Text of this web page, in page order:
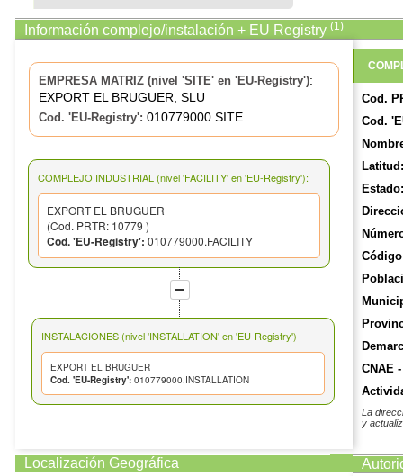
Información complejo/instalación + EU Registry (1)
EMPRESA MATRIZ (nivel 'SITE' en 'EU-Registry'):
EXPORT EL BRUGUER, SLU
Cod. 'EU-Registry': 010779000.SITE
COMPLEJO INDUSTRIAL (nivel 'FACILITY' en 'EU-Registry'):
EXPORT EL BRUGUER
(Cod. PRTR: 10779 )
Cod. 'EU-Registry': 010779000.FACILITY
INSTALACIONES (nivel 'INSTALLATION' en 'EU-Registry')
EXPORT EL BRUGUER
Cod. 'EU-Registry': 010779000.INSTALLATION
Localización Geográfica
Cod.
Cod.
Latitud:
Estado:
CNAE
La
y